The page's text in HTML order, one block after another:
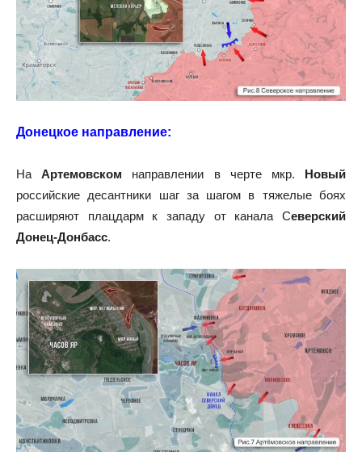
Донецкое направление:
НаАртемовском направлении в черте мкр. Новый
российские десантники шаг за шагом в тяжелые боях
расширяют плацдарм к западу от канала Северский
Донец-Донбасс.